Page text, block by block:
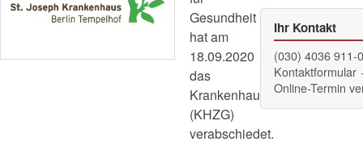
Gesundheit
hat am
18.09.2020
das
Krankenhauszukunftsgesetz
(KHZG)
verabschiedet.
Ihr Kontakt
(030) 4036 911-
Online-Termin